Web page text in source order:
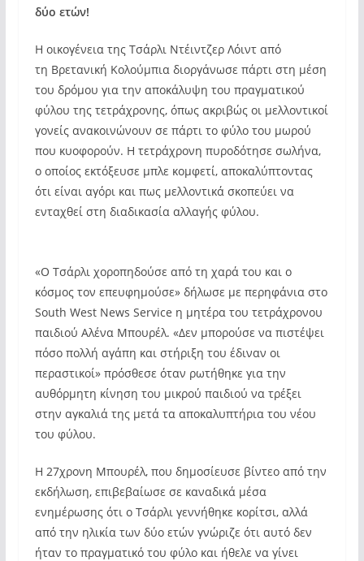
δύο ετών!
Η οικογένεια της Τσάρλι Ντέιντζερ Λόιντ από
τη Βρετανική Κολούμπια διοργάνωσε πάρτι στη μέση
του δρόμου για την αποκάλυψη του πραγματικού
φύλου της τετράχρονης, όπως ακριβώς οι μελλοντικοί
γονείς ανακοινώνουν σε πάρτι το φύλο του μωρού
που κυοφορούν. Η τετράχρονη πυροδότησε σωλήνα,
ο οποίος εκτόξευσε μπλε κομφετί, αποκαλύπτοντας
ότι είναι αγόρι και πως μελλοντικά σκοπεύει να
ενταχθεί στη διαδικασία αλλαγής φύλου.
«Ο Τσάρλι χοροπηδούσε από τη χαρά του και ο
κόσμος τον επευφημούσε» δήλωσε με περηφάνια στο
South West News Service η μητέρα του τετράχρονου
παιδιού Αλένα Μπουρέλ. «Δεν μπορούσε να πιστέψει
πόσο πολλή αγάπη και στήριξη του έδιναν οι
περαστικοί» πρόσθεσε όταν ρωτήθηκε για την
αυθόρμητη κίνηση του μικρού παιδιού να τρέξει
στην αγκαλιά της μετά τα αποκαλυπτήρια του νέου
του φύλου.
Η 27χρονη Μπουρέλ, που δημοσίευσε βίντεο από την
εκδήλωση, επιβεβαίωσε σε καναδικά μέσα
ενημέρωσης ότι ο Τσάρλι γεννήθηκε κορίτσι, αλλά
από την ηλικία των δύο ετών γνώριζε ότι αυτό δεν
ήταν το πραγματικό του φύλο και ήθελε να γίνει